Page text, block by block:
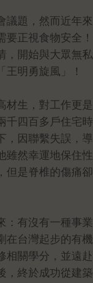
議題，然而近年
要正視食物安全
，開始與大眾無
明勇旋風」！
材生，對工作更
千四百多戶住宅
，因聯繫失誤，
雖然幸運地保住
但是脊椎的傷痛
：有沒有一種事
在台灣起步的有
相關學分，並遠
，終於成功從建